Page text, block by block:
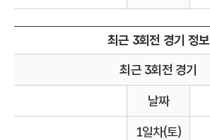
최근 3회전 경기 정보
최근 3회전 경기
날짜
1일차(토)